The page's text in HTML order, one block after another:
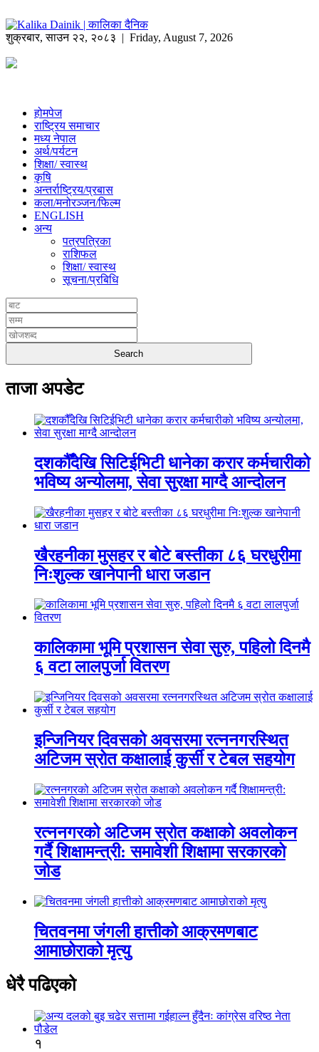
शुक्रबार,साउन २२, २०८३ | Friday, August 7, 2026
होमपेज
राष्ट्रिय समाचार
मध्य नेपाल
अर्थ/पर्यटन
शिक्षा/ स्वास्थ
कृषि
अन्तर्राष्ट्रिय/प्रबास
कला/मनोरञ्जन/फिल्म
ENGLISH
अन्य
पत्रपत्रिका
राशिफल
शिक्षा/ स्वास्थ
सूचना/प्रबिधि
ताजा अपडेट
दशकौँदेखि सिटिईभिटी धानेका करार कर्मचारीको
भविष्य अन्योलमा, सेवा सुरक्षा माग्दै आन्दोलन
खैरहनीका मुसहर र बोटे बस्तीका ८६ घरधुरीमा
निःशुल्क खानेपानी धारा जडान
कालिकामा भूमि प्रशासन सेवा सुरु, पहिलो दिनमै
६ वटा लालपुर्जा वितरण
इन्जिनियर दिवसको अवसरमा रत्ननगरस्थित
अटिजम स्रोत कक्षालाई कुर्सी र टेबल सहयोग
रत्ननगरको अटिजम स्रोत कक्षाको अवलोकन
गर्दै शिक्षामन्त्री: समावेशी शिक्षामा सरकारको
जोड
चितवनमा जंगली हात्तीको आक्रमणबाट
आमाछोराको मृत्यु
धेरै पढिएको
१